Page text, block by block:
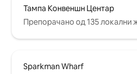
Тампа Конвеншн Центар
Препорачано од 135 локални
Sparkman Wharf